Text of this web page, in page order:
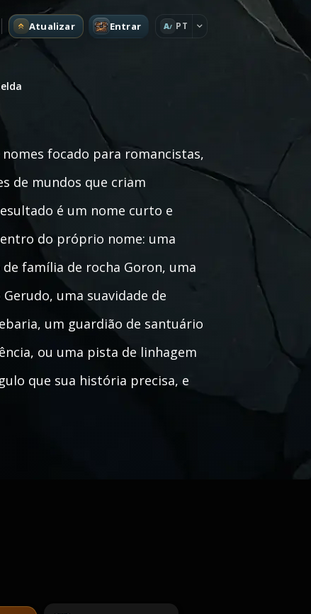
Atualizar Entrar A PT
focado para romancistas,
de mundos que criam
é um nome curto e
do próprio nome: uma
família de rocha Goron, uma
uma suavidade de
um guardião de santuário
ou uma pista de linhagem
que sua história precisa, e